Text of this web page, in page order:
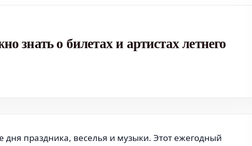
знать о билетах и артистах летнего
праздника, веселья и музыки. Этот ежегодный